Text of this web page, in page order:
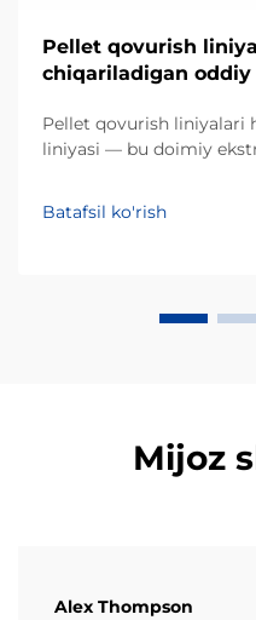
Pellet qovurish
chiqariladigan
Pellet qovurish liniyalari
liniyasi — bu doimiy
oshqozonliklarga
An'anaviy partiyaviy
Batafsil ko'rish
Mijoz
Alex Thompson